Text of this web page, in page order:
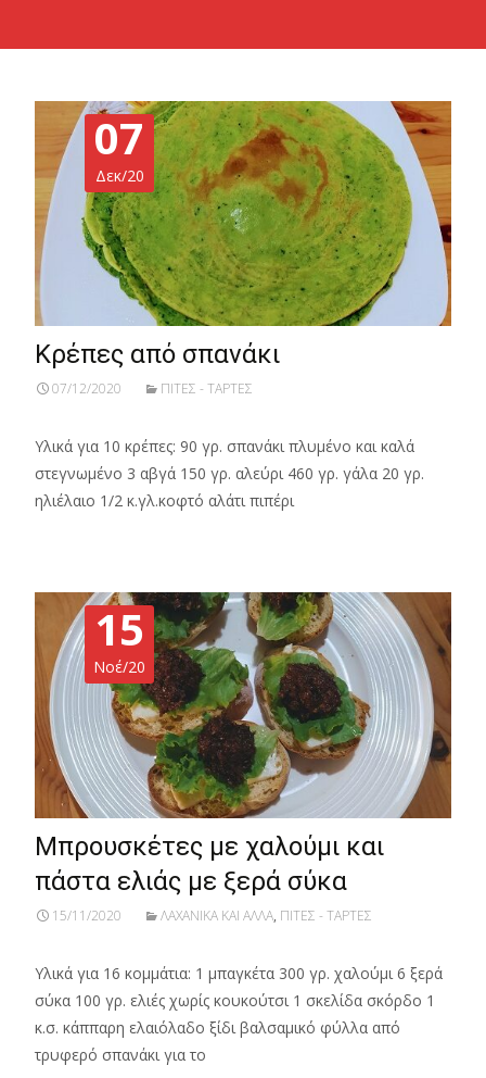
07
Δεκ/20
Κρέπες από σπανάκι
07/12/2020 ΠΙΤΕΣ - ΤΑΡΤΕΣ
Υλικά για 10 κρέπες: 90 γρ. σπανάκι πλυμένο και καλά
στεγνωμένο 3 αβγά 150 γρ. αλεύρι 460 γρ. γάλα 20 γρ.
ηλιέλαιο 1/2 κ.γλ.κοφτό αλάτι πιπέρι
15
Νοέ/20
Μπρουσκέτες με χαλούμι και
πάστα ελιάς με ξερά σύκα
15/11/2020 ΛΑΧΑΝΙΚΑ ΚΑΙ ΑΛΛΑ, ΠΙΤΕΣ - ΤΑΡΤΕΣ
Υλικά για 16 κομμάτια: 1 μπαγκέτα 300 γρ. χαλούμι 6 ξερά
σύκα 100 γρ. ελιές χωρίς κουκούτσι 1 σκελίδα σκόρδο 1
κ.σ. κάππαρη ελαιόλαδο ξίδι βαλσαμικό φύλλα από
τρυφερό σπανάκι για το